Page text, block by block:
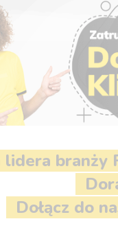
lidera branży
Dołącz do